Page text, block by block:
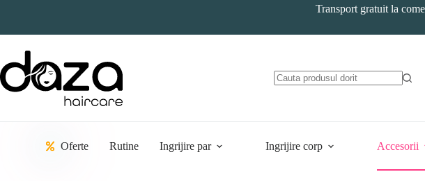
Transport gratuit la
Oferte Rutine Ingrijire par Ingrijire corp Accesorii